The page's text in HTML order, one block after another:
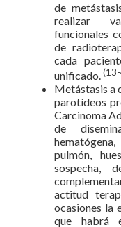
de
realizar
funcionales
de
cada
unificado.
Metástasis a
parotídeos
Carcinoma
de
pulmón,
sospecha,
actitud
ocasiones la
que habrá